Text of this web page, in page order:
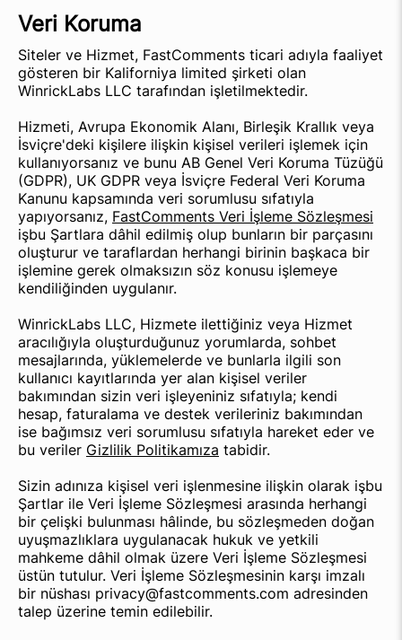
Veri Koruma
Siteler ve Hizmet, FastComments ticari adıyla faaliyet
gösteren bir Kaliforniya limited şirketi olan
WinrickLabs LLC tarafından işletilmektedir.
Hizmeti, Avrupa Ekonomik Alanı, Birleşik Krallık veya
İsviçre'deki kişilere ilişkin kişisel verileri işlemek için
kullanıyorsanız ve bunu AB Genel Veri Koruma Tüzüğü
(GDPR), UK GDPR veya İsviçre Federal Veri Koruma
Kanunu kapsamında veri sorumlusu sıfatıyla
yapıyorsanız, FastComments Veri İşleme Sözleşmesi
işbu Şartlara dâhil edilmiş olup bunların bir parçasını
oluşturur ve taraflardan herhangi birinin başkaca bir
işlemine gerek olmaksızın söz konusu işlemeye
kendiliğinden uygulanır.
WinrickLabs LLC, Hizmete ilettiğiniz veya Hizmet
aracılığıyla oluşturduğunuz yorumlarda, sohbet
mesajlarında, yüklemelerde ve bunlarla ilgili son
kullanıcı kayıtlarında yer alan kişisel veriler
bakımından sizin veri işleyeniniz sıfatıyla; kendi
hesap, faturalama ve destek verileriniz bakımından
ise bağımsız veri sorumlusu sıfatıyla hareket eder ve
bu veriler Gizlilik Politikamıza tabidir.
Sizin adınıza kişisel veri işlenmesine ilişkin olarak işbu
Şartlar ile Veri İşleme Sözleşmesi arasında herhangi
bir çelişki bulunması hâlinde, bu sözleşmeden doğan
uyuşmazlıklara uygulanacak hukuk ve yetkili
mahkeme dâhil olmak üzere Veri İşleme Sözleşmesi
üstün tutulur. Veri İşleme Sözleşmesinin karşı imzalı
bir nüshası privacy@fastcomments.com adresinden
talep üzerine temin edilebilir.